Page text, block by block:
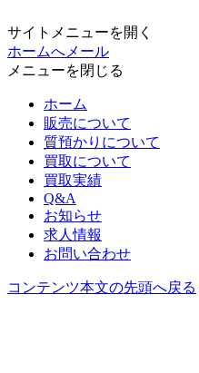
サイトメニューを開く
ホームへ メール
メニューを閉じる
ホーム
販売について
質預かりについて
買取について
買取実績
Q&A
お知らせ
求人情報
お問い合わせ
コンテンツ本文の先頭へ戻る